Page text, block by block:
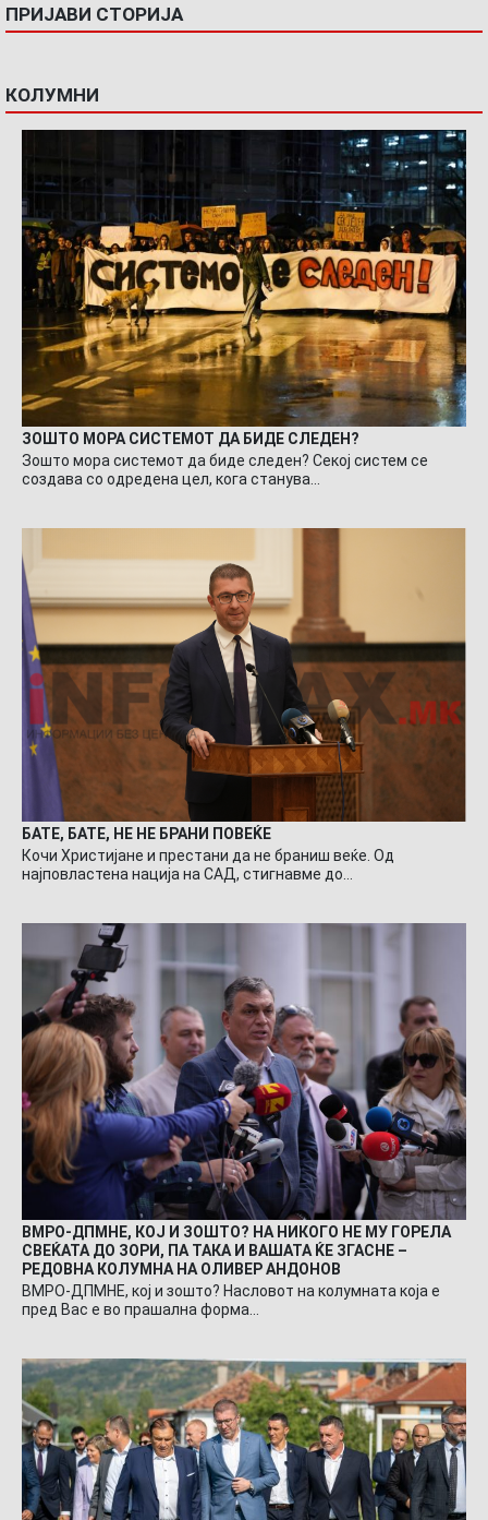
ПРИЈАВИ СТОРИЈА
КОЛУМНИ
ЗОШТО МОРА СИСТЕМОТ ДА БИДЕ СЛЕДЕН?
Зошто мора системот да биде следен? Секој систем се
создава со одредена цел, кога станува…
БАТЕ, БАТЕ, НЕ НЕ БРАНИ ПОВЕЌЕ
Кочи Христијане и престани да не браниш веќе. Од
најповластена нација на САД, стигнавме до…
ВМРО-ДПМНЕ, КОЈ И ЗОШТО? НА НИКОГО НЕ МУ ГОРЕЛА
СВЕЌАТА ДО ЗОРИ, ПА ТАКА И ВАШАТА ЌЕ ЗГАСНЕ –
РЕДОВНА КОЛУМНА НА ОЛИВЕР АНДОНОВ
ВМРО-ДПМНЕ, кој и зошто? Насловот на колумната која е
пред Вас е во прашална форма…